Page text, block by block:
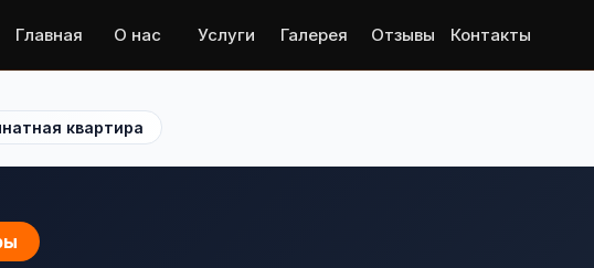
Главная О нас Услуги Галерея Отзывы Контакты
квартира